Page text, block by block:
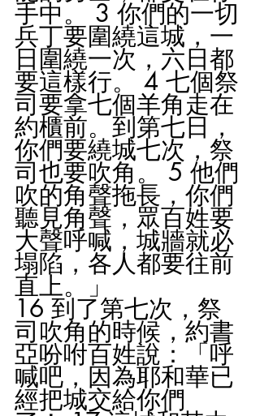
手中。 3 你們的一切
兵丁要圍繞這城，一
日圍繞一次，六日都
要這樣行。 4 七個祭
司要拿七個羊角走在
約櫃前。到第七日，
你們要繞城七次，祭
司也要吹角。 5 他們
吹的角聲拖長，你們
聽見角聲，眾百姓要
大聲呼喊，城牆就必
塌陷，各人都要往前
直上。」
16 到了第七次，祭
司吹角的時候，約書
亞吩咐百姓說：「呼
喊吧，因為耶和華已
經把城交給你們